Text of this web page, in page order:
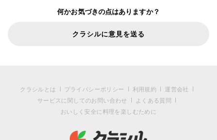
何かお気づきの点はありますか？
クラシルに意見を送る
クラシルとは プライバシーポリシー 利用規約
運営会社
サービスに関してのお問い合わせ
よくある質問
おいしく安全に料理を楽しむために